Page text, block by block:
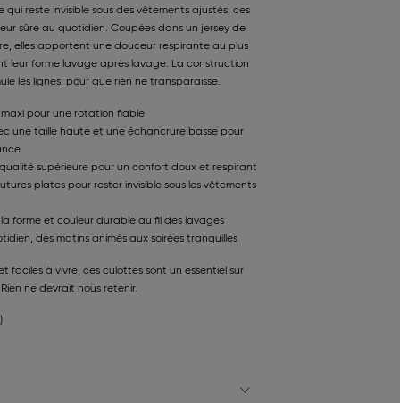
reste invisible sous des vêtements ajustés, ces
sûre au quotidien. Coupées dans un jersey de
elles apportent une douceur respirante au plus
leur forme lavage après lavage. La construction
les lignes, pour que rien ne transparaisse.
pour une rotation fiable
une taille haute et une échancrure basse pour
supérieure pour un confort doux et respirant
plates pour rester invisible sous les vêtements
forme et couleur durable au fil des lavages
des matins animés aux soirées tranquilles
faciles à vivre, ces culottes sont un essentiel sur
ne devrait nous retenir.